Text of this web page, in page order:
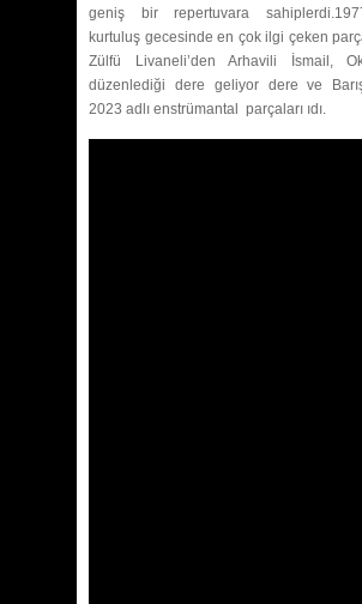
geniş bir repertuvara
kurtuluş gecesinde en çok ilgi çeken
Zülfü Livaneli’den Arhavili İsmail,
düzenlediği dere geliyor dere ve
2023 adlı enstrümantal parçaları ıdı.